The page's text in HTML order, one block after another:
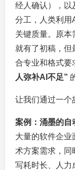
经人确认），以
分工，人类利用
关键质量。原本
就有了初稿，但
合专业和格式要
人弥补AI不足”
让我们通过一个
案例：涌墨的自
大量的软件企业
术方案需求，同
写耗时长、人力